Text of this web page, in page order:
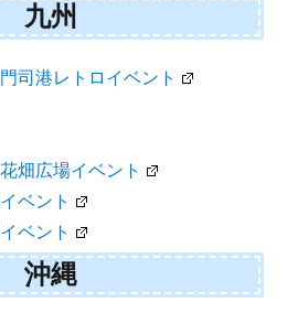
九州
司港レトロイベント
畑広場イベント
ベント
ベント
沖縄